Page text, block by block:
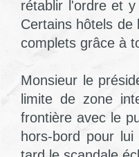
rétablir l'ordre et
Certains hôtels
complets grâce à
Monsieur le
limite de zone
frontière avec le
hors-bord pour